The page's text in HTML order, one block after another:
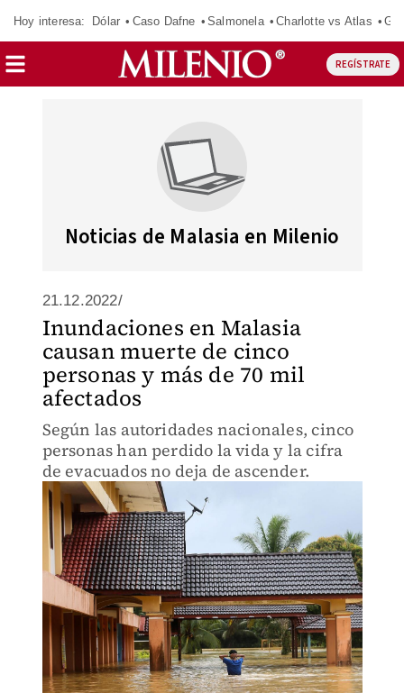
Hoy interesa: Dólar Caso Dafne Salmonela Charlotte vs Atlas
REGÍSTRATE
Noticias de Malasia en Milenio
21.12.2022/
Inundaciones en Malasia
causan muerte de cinco
personas y más de 70 mil
afectados
Según las autoridades nacionales, cinco
personas han perdido la vida y la cifra
de evacuados no deja de ascender.